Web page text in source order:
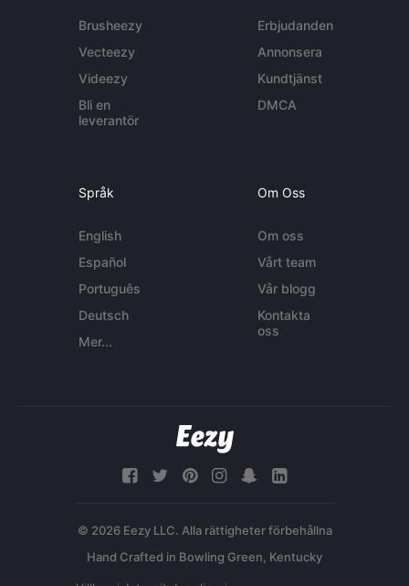
Brusheezy
Vecteezy
Videezy
Bli en
leverantör
Erbjudanden
Annonsera
Kundtjänst
DMCA
Språk
English
Español
Português
Deutsch
Mer...
Om Oss
Om oss
Vårt team
Vår blogg
Kontakta
oss
© 2026 Eezy LLC. Alla rättigheter förbehållna